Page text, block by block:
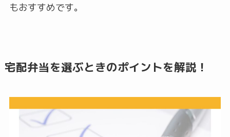
もおすすめです。
宅配弁当を選ぶときのポイントを解説！